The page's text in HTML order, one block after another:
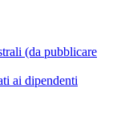
(da pubblicare
ai dipendenti